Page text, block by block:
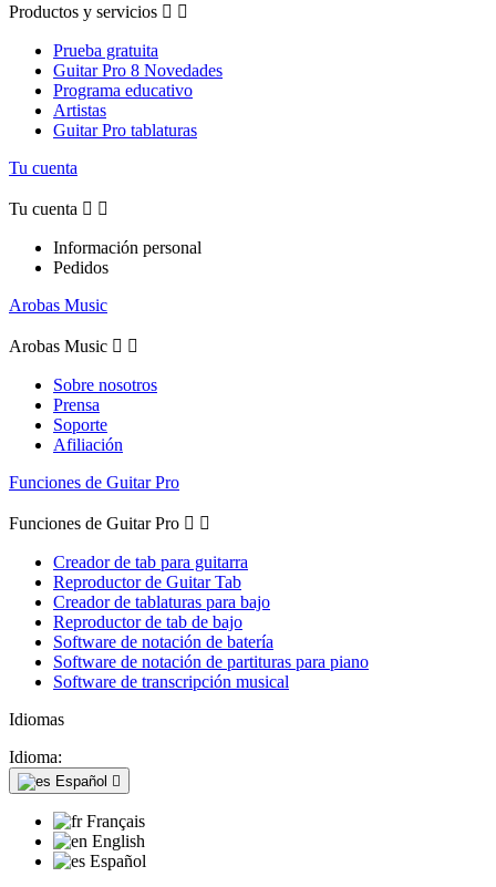
Productos y servicios  
Prueba gratuita
Guitar Pro 8 Novedades
Programa educativo
Artistas
Guitar Pro tablaturas
Tu cuenta
Tu cuenta  
Información personal
Pedidos
Arobas Music
Arobas Music  
Sobre nosotros
Prensa
Soporte
Afiliación
Funciones de Guitar Pro
Funciones de Guitar Pro  
Creador de tab para guitarra
Reproductor de Guitar Tab
Creador de tablaturas para bajo
Reproductor de tab de bajo
Software de notación de batería
Software de notación de partituras para piano
Software de transcripción musical
Idiomas
Idioma:
Español 
Français
English
Español